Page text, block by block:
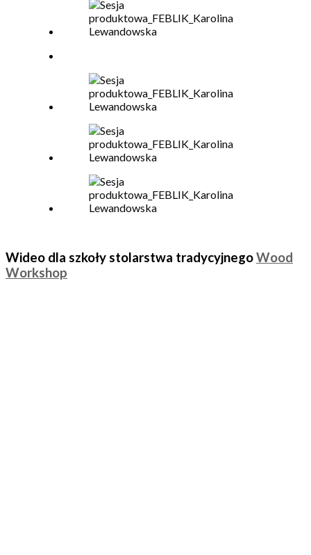
Wideo dla szkoły stolarstwa tradycyjnegoWood
Workshop